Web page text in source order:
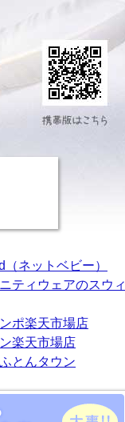
ネットベビー）
ティウェアのスウィ
ポ楽天市場店
楽天市場店
とんタウン